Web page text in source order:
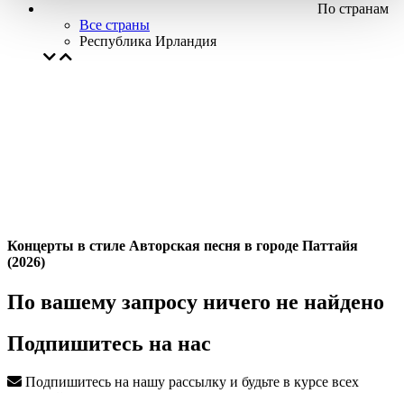
По странам
Все страны
Республика Ирландия
Концерты в стиле Авторская песня в городе Паттайя
(2026)
По вашему запросу ничего не найдено
Подпишитесь на нас
Подпишитесь на нашу рассылку и будьте в курсе всех